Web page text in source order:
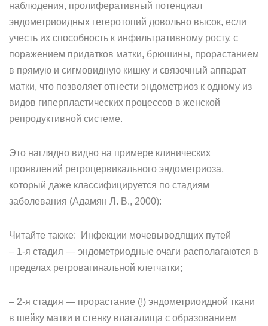
наблюдения, пролиферативный потенциал
эндометриоидных гетеротопий довольно высок, если
учесть их способность к инфильтративному росту, с
поражением придатков матки, брюшины, прорастанием
в прямую и сигмовидную кишку и связочный аппарат
матки, что позволяет отнести эндометриоз к одному из
видов гиперпластических процессов в женской
репродуктивной системе.
Это наглядно видно на примере клинических
проявлений ретроцервикального эндометриоза,
который даже классифицируется по стадиям
заболевания (Адамян Л. В., 2000):
Читайте также: Инфекции мочевыводящих путей
– 1-я стадия — эндометриодные очаги располагаются в
пределах ретровагинальной клетчатки;
– 2-я стадия — прорастание (!) эндометриоидной ткани
в шейку матки и стенку влагалища с образованием